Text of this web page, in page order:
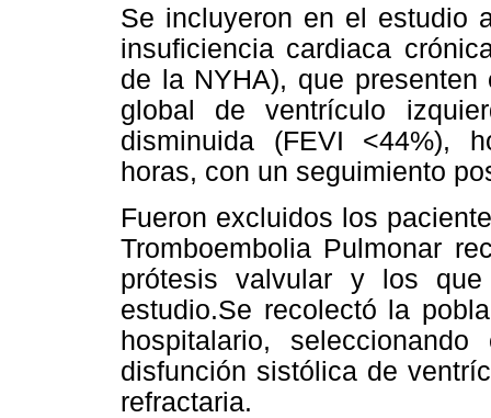
Se incluyeron en el estudio
insuficiencia cardiaca
de la NYHA), que
global de ventrículo
disminuida (FEVI <44%),
horas, con un seguimiento
Fueron excluidos los
Tromboembolia Pulmonar
prótesis valvular y los
estudio.Se recolectó la
hospitalario,
disfunción sistólica de
refractaria.